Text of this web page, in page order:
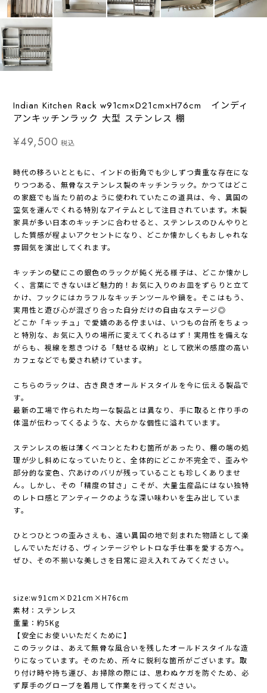
Indian Kitchen Rack w91cm×D21cm×H76cm インディ
アンキッチンラック 大型 ステンレス 棚
¥49,500 税込
時代の移ろいとともに、インドの街角でも少しずつ貴重な存在にな
りつつある、無骨なステンレス製のキッチンラック。かつてはどこ
の家庭でも当たり前のように使われていたこの道具は、今、異国の
空気を運んでくれる特別なアイテムとして注目されています。木製
家具が多い日本のキッチンに合わせると、ステンレスのひんやりと
した質感が程よいアクセントになり、どこか懐かしくもおしゃれな
雰囲気を演出してくれます。
キッチンの壁にこの銀色のラックが鈍く光る様子は、どこか懐かし
く、言葉にできないほど魅力的！お気に入りのお皿をずらりと立て
かけ、フックにはカラフルなキッチンツールや鍋を。そこはもう、
実用性と遊び心が混ざり合った自分だけの自由なステージ◎
どこか「キッチュ」で愛嬌のある佇まいは、いつもの台所をちょっ
と特別な、お気に入りの場所に変えてくれるはず！実用性を備えな
がらも、視線を惹きつける「魅せる収納」として欧米の感度の高い
カフェなどでも愛され続けています。
こちらのラックは、古き良きオールドスタイルを今に伝える製品で
す。
最新の工場で作られた均一な製品とは異なり、手に取ると作り手の
体温が伝わってくるような、大らかな個性に溢れています。
ステンレスの板は薄くベコンとたわむ箇所があったり、棚の端の処
理が少し斜めになっていたりと、全体的にどこか不完全で、歪みや
部分的な変色、穴あけのバリが残っていることも珍しくありませ
ん。しかし、その「精度の甘さ」こそが、大量生産品にはない独特
のレトロ感とアンティークのような深い味わいを生み出していま
す。
ひとつひとつの歪みさえも、遠い異国の地で刻まれた物語として楽
しんでいただける、ヴィンテージやレトロな手仕事を愛する方へ。
ぜひ、その不揃いな美しさを日常に迎え入れてみてください。
size:w91cm×D21cm×H76cm
素材：ステンレス
重量：約5Kg
【安全にお使いいただくために】
このラックは、あえて無骨な風合いを残したオールドスタイルな造
りになっています。そのため、所々に鋭利な箇所がございます。取
り付け時や持ち運び、お掃除の際には、思わぬケガを防ぐため、必
ず厚手のグローブを着用して作業を行ってください。